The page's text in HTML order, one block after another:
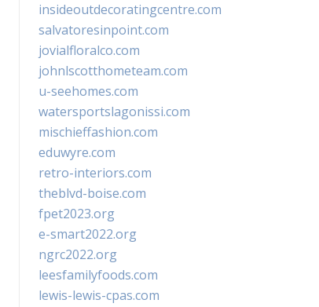
insideoutdecoratingcentre.com
salvatoresinpoint.com
jovialfloralco.com
johnlscotthometeam.com
u-seehomes.com
watersportslagonissi.com
mischieffashion.com
eduwyre.com
retro-interiors.com
theblvd-boise.com
fpet2023.org
e-smart2022.org
ngrc2022.org
leesfamilyfoods.com
lewis-lewis-cpas.com